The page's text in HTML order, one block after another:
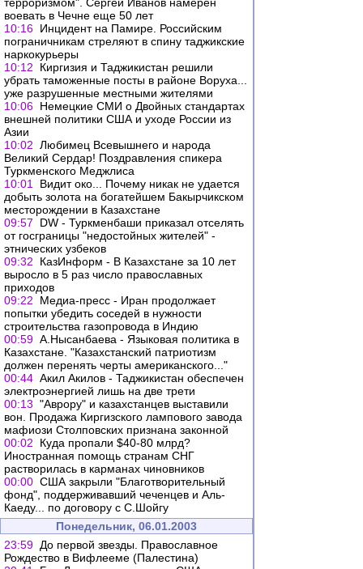
воевать в Чечне еще 50 лет
10:16 Инцидент на Памире. Российским
пограничникам стреляют в спину таджикские
наркокурьеры
10:12
Киргизия и Таджикистан решили
убрать таможенные посты в районе Воруха...
уже разрушенные местными жителями
10:06 Немецкие СМИ о Двойных стандартах
внешней политики США и уходе России из
Азии
10:02 Любимец Всевышнего и народа
Великий Сердар! Поздравления спикера
Туркменского Меджлиса
10:01
Видит око... Почему никак не удается
добыть золота на богатейшем Бакырчикском
месторождении в Казахстане
09:57
DW - Туркменбаши приказал отселять
от госграницы "недостойных жителей" -
этнических узбеков
09:32
КазИнформ - В Казахстане за 10 лет
выросло в 5 раз число православных
приходов
09:22
Медиа-пресс - Иран продолжает
попытки убедить соседей в нужности
строительства газопровода в Индию
00:59 А.Нысанбаева - Языковая политика в
Казахстане. "Казахстанский патриотизм
должен перенять черты американского..."
00:44 Акил Акилов - Таджикистан обеспечен
электроэнергией лишь на две трети
00:13 "Аврору" и казахстанцев выставили
вон. Продажа Киргизского лампового завода
мафиози Столповских признана законной
00:02
Куда пропали $40-80 млрд?
Иностранная помощь странам СНГ
растворилась в карманах чиновников
00:00 США закрыли "Благотворительный
фонд", поддерживавший чеченцев и Аль-
Каеду... по договору с С.Шойгу
Понедельник, 06.01.2003
23:59 До первой звезды. Православное
Рождество в Вифлееме (Палестина)